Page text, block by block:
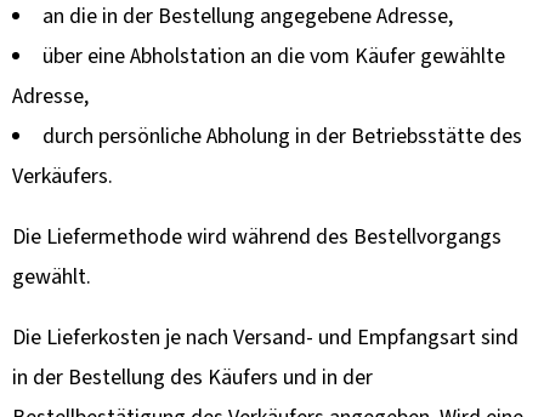
an die in der Bestellung angegebene Adresse,
über eine Abholstation an die vom Käufer gewählte
Adresse,
durch persönliche Abholung in der Betriebsstätte des
Verkäufers.
Die Liefermethode wird während des Bestellvorgangs
gewählt.
Die Lieferkosten je nach Versand- und Empfangsart sind
in der Bestellung des Käufers und in der